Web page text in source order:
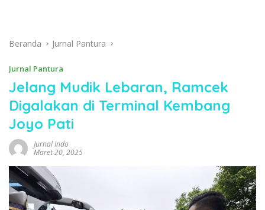
Beranda Jurnal Pantura
Jurnal Pantura
Jelang Mudik Lebaran, Ramcek
Digalakan di Terminal Kembang
Joyo Pati
Jurnal Indo
Maret 20, 2025